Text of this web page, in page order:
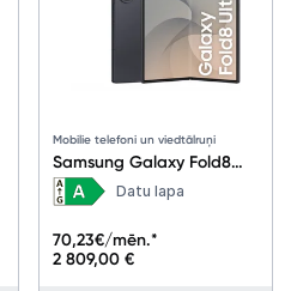
Mobilie telefoni un viedtālruņi
Samsung Galaxy Fold8
Ultra 16+1TB Graphite
Datu lapa
2 809,00 €
70,23€/mēn.*